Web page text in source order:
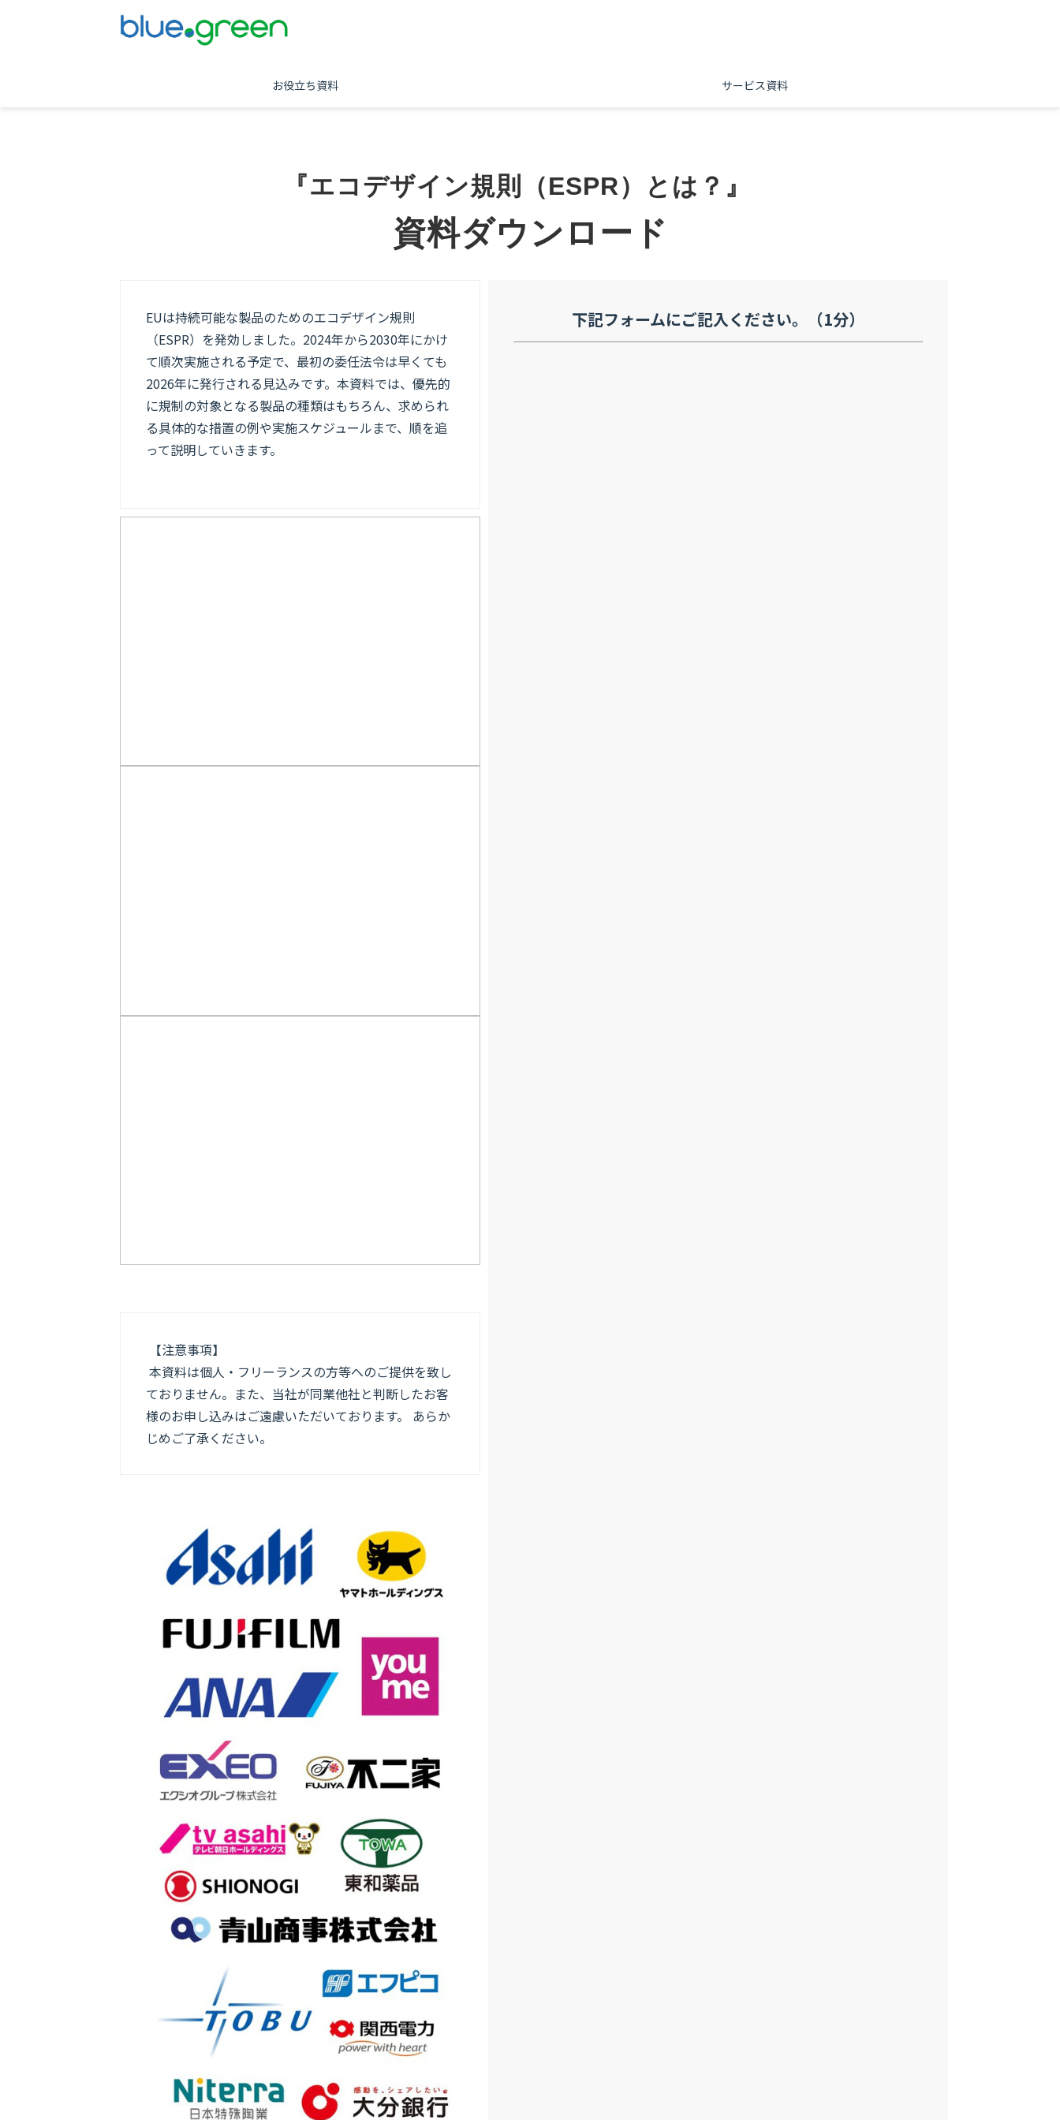
お役立ち資料 サービス資料
『エコデザイン規則（ESPR）とは？』
資料ダウンロード
EUは持続可能な製品のためのエコデザイン規則
（ESPR）を発効しました。2024年から2030年にかけ
て順次実施される予定で、最初の委任法令は早くても
2026年に発行される見込みです。本資料では、優先的
に規制の対象となる製品の種類はもちろん、求められ
る具体的な措置の例や実施スケジュールまで、順を追
って説明していきます。
【注意事項】
本資料は個人・フリーランスの方等へのご提供を致し
ておりません。また、当社が同業他社と判断したお客
様のお申し込みはご遠慮いただいております。 あらか
じめご了承ください。
下記フォームにご記入ください。（1分）